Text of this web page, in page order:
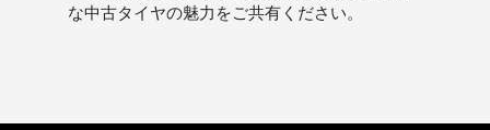
な中古タイヤの魅力をご共有ください。